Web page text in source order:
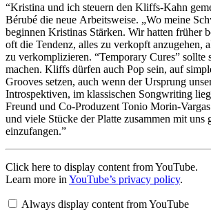
“Kristina und ich steuern den Kliffs-Kahn
Bérubé die neue Arbeitsweise. „Wo meine
beginnen Kristinas Stärken. Wir hatten früher
oft die Tendenz, alles zu verkopft anzugehen,
zu verkomplizieren. “Temporary Cures” sollte
machen. Kliffs dürfen auch Pop sein, auf
Grooves setzen, auch wenn der Ursprung
Introspektiven, im klassischen Songwriting
Freund und Co-Produzent Tonio Morin-Vargas
und viele Stücke der Platte zusammen mit uns
einzufangen.”
Display
"Kliffs
–
Of
Click here to display content from YouTube.
Learn more in YouTube’s privacy policy.
Always display content from YouTube